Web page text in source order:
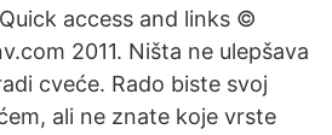
access and links ©
2011. Ništa ne ulepšava
cveće. Rado biste svoj
ali ne znate koje vrste